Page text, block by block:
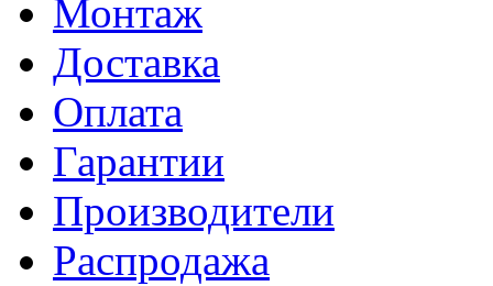
Монтаж
Доставка
Оплата
Гарантии
Производители
Распродажа